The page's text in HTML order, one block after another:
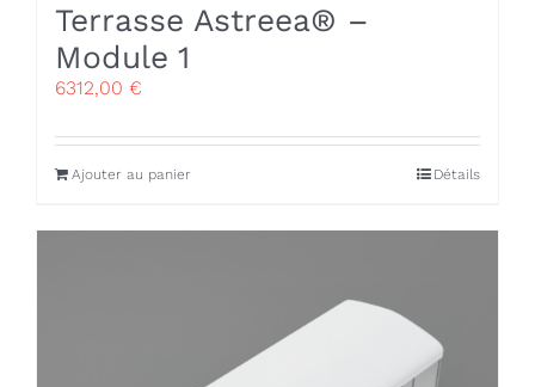
Terrasse Astreea® –
Module 1
6312,00 €
Ajouter au panier Détails